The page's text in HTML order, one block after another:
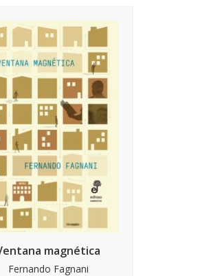
magnética
Fernando Fagnani